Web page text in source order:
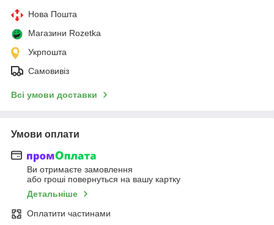
Нова Пошта
Магазини Rozetka
Укрпошта
Самовивіз
Всі умови доставки
Умови оплати
Ви отримаєте замовлення
або гроші повернуться на вашу картку
Детальніше
Оплатити частинами